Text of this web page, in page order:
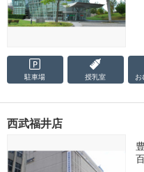
駐車場 授乳室 お
西武福井店